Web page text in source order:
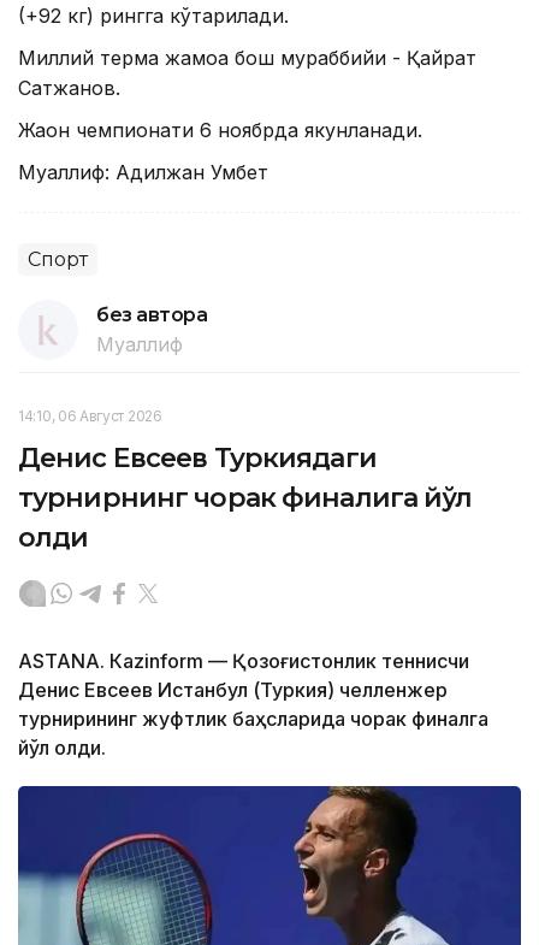
(+92 кг) рингга кўтарилади.
Миллий терма жамоа бош мураббийи - Қайрат
Сатжанов.
Жаҳон чемпионати 6 ноябрда якунланади.
Муаллиф: Адилжан Умбет
Спорт
без автора
Муаллиф
14:10, 06 Август 2026
Денис Евсеев Туркиядаги
турнирнинг чорак финалига йўл
олди
ASTANА. Кazinform — Қозоғистонлик теннисчи
Денис Евсеев Истанбул (Туркия) челленжер
турнирининг жуфтлик баҳсларида чорак финалга
йўл олди.